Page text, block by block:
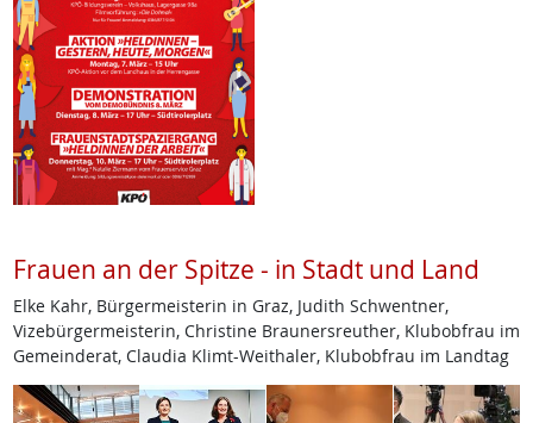
Frauen an der Spitze - in Stadt und Land
Elke Kahr, Bürgermeisterin in Graz, Judith Schwentner,
Vizebürgermeisterin, Christine Braunersreuther, Klubobfrau im
Gemeinderat, Claudia Klimt-Weithaler, Klubobfrau im Landtag